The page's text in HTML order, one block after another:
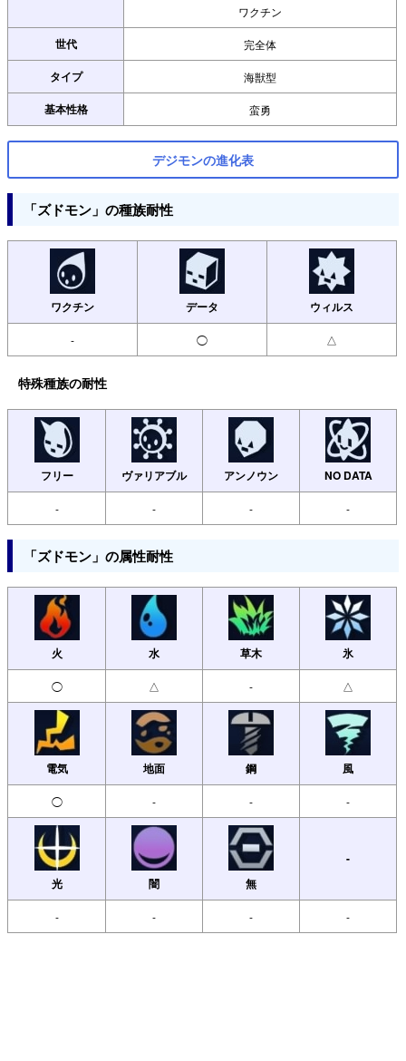
ワクチン
世代 完全体
タイプ 海獣型
基本性格 蛮勇
デジモンの進化表
「ズドモン」の種族耐性
ワクチン データ ウィルス
- ◯ △
特殊種族の耐性
フリー ヴァリアブル アンノウン NO DATA
- - - -
「ズドモン」の属性耐性
火 水 草木 氷
◯ △ - △
電気 地面 鋼 風
◯ - - -
光 闇 無
-
- - - -